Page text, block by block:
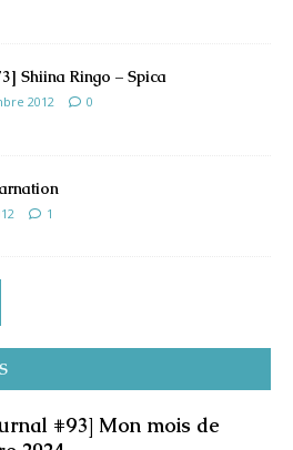
Shiina Ringo – Spica
2012 0
1
#93] Mon mois de